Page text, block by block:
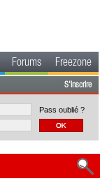
Forums Freezone
S'inscrire
Pass oublié ?